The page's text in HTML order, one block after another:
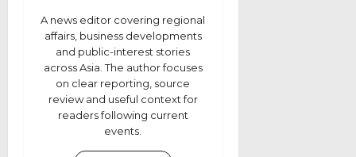
A news editor covering regional
affairs, business developments
and public-interest stories
across Asia. The author focuses
on clear reporting, source
review and useful context for
readers following current
events.